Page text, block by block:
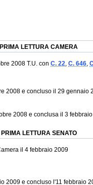
PRIMA LETTURA CAMERA
2008 T.U. con C. 22, C. 646,
2008 e concluso il 29 gennaio
2008 e conclusa il 3
PRIMA LETTURA SENATO
il 4 febbraio 2009
2009 e concluso l'11 febbraio